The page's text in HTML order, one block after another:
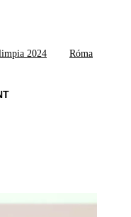
2024 Róma